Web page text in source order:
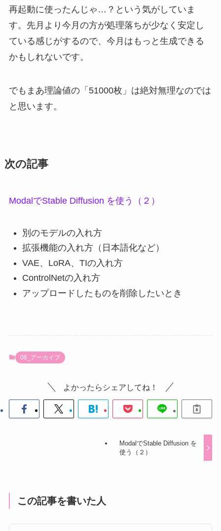
再起動に使ったんじゃ…？という気がしていま
す。先月より今月の方が処理落ちが少なく安定し
ている感じがするので、今月はもっと生成できる
かもしれないです。
でもまあ理論値の「51000枚」は絶対無理なのでは
と思います。
次の記事
ModalでStable Diffusion を使う（２）
別のモデルの入れ方
拡張機能の入れ方（日本語化など）
VAE、LoRA、TIの入れ方
ControlNetの入れ方
アップロードしたものを削除したいとき
08_アーカイブ
よかったらシェアしてね！
ModalでStable Diffusion を
使う（２）
この記事を書いた人